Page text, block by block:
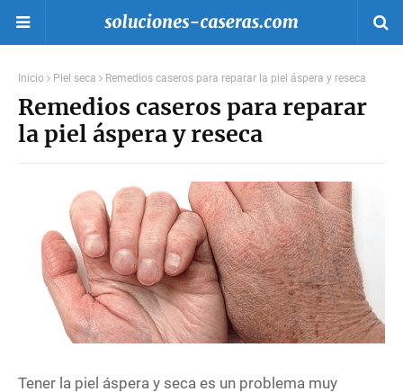
Inicio Piel seca Remedios caseros para reparar la piel áspera y reseca
Remedios caseros para reparar
la piel áspera y reseca
Tener la piel áspera y seca es un problema muy